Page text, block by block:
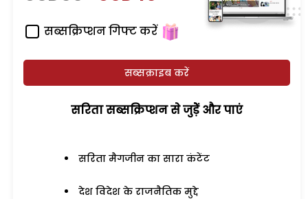
सब्सक्रिप्शन गिफ्ट करें
सब्सक्राइब करें
सरिता सब्सक्रिप्शन से जुड़ेें और पाएं
सरिता मैगजीन का सारा कंटेंट
देश विदेश के राजनैतिक मुद्दे